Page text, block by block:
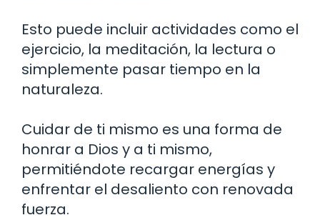
Esto puede incluir actividades como el
ejercicio, la meditación, la lectura o
simplemente pasar tiempo en la
naturaleza.
Cuidar de ti mismo es una forma de
honrar a Dios y a ti mismo,
permitiéndote recargar energías y
enfrentar el desaliento con renovada
fuerza.